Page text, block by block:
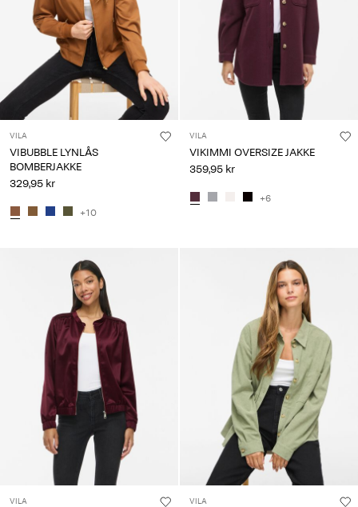
VILA
VIBUBBLE LYNLÅS
BOMBERJAKKE
329,95 kr
+10
VILA
VIKIMMI OVERSIZE JAKKE
359,95 kr
+6
VILA VILA